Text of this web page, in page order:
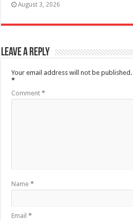
August 3, 2026
Leave a Reply
Your email address will not be published.
*
Comment*
Name*
Email*